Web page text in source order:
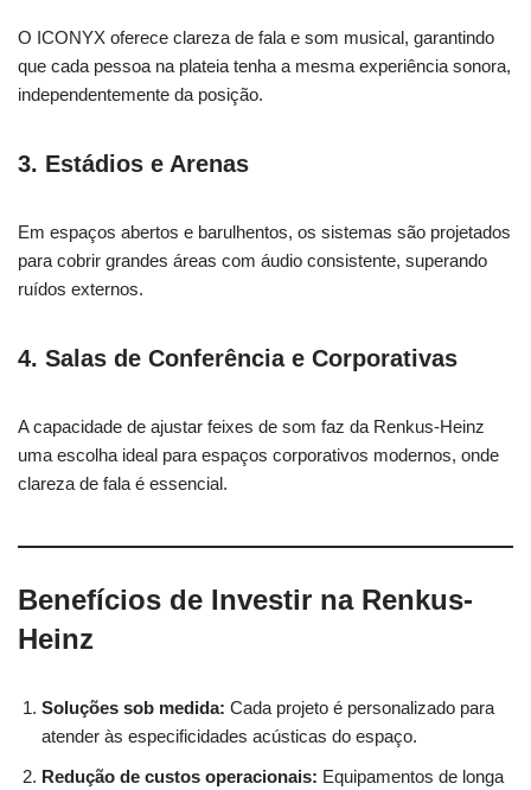
O ICONYX oferece clareza de fala e som musical, garantindo
que cada pessoa na plateia tenha a mesma experiência sonora,
independentemente da posição.
3. Estádios e Arenas
Em espaços abertos e barulhentos, os sistemas são projetados
para cobrir grandes áreas com áudio consistente, superando
ruídos externos.
4. Salas de Conferência e Corporativas
A capacidade de ajustar feixes de som faz da Renkus-Heinz
uma escolha ideal para espaços corporativos modernos, onde
clareza de fala é essencial.
Benefícios de Investir na Renkus-
Heinz
Soluções sob medida: Cada projeto é personalizado para
atender às especificidades acústicas do espaço.
Redução de custos operacionais: Equipamentos de longa